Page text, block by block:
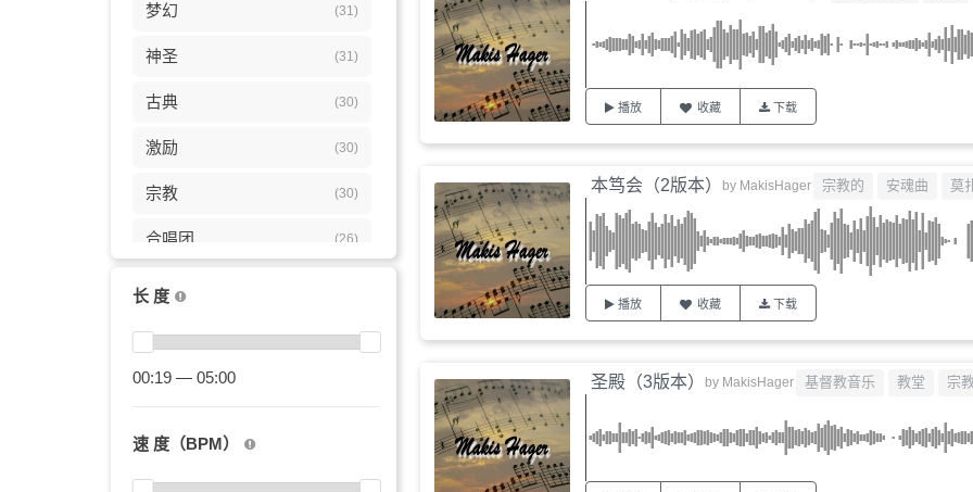
梦幻 (31)
神圣 (31)
古典 (30)
激励 (30)
宗教 (30)
合唱团 (26)
爱情
平静
圣诞
长 度
00:19 — 05:00
速 度（BPM）
播放 收藏 下载
本笃会（2版本） by MakisHager 宗教的 安魂曲 莫
播放 收藏 下载
圣殿（3版本） by MakisHager 基督教音乐 教堂 宗